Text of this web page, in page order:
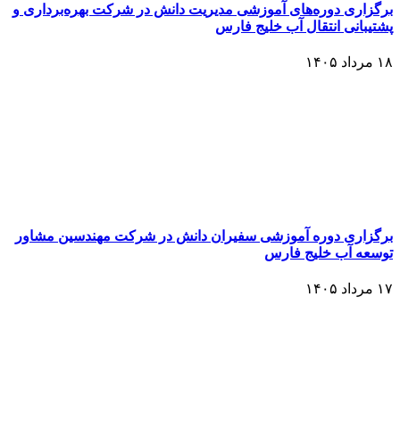
برگزاری دوره‌های آموزشی مدیریت دانش در شرکت بهره‌برداری و
پشتیبانی انتقال آب خلیج فارس
۱۸ مرداد ۱۴۰۵
برگزاری دوره آموزشی سفیران دانش در شرکت مهندسین مشاور
توسعه آب خلیج فارس
۱۷ مرداد ۱۴۰۵